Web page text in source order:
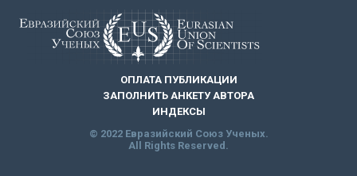
ОПЛАТА ПУБЛИКАЦИИ
ЗАПОЛНИТЬ АНКЕТУ АВТОРА
ИНДЕКСЫ
© 2022 Евразийский Союз Ученых.
All Rights Reserved.